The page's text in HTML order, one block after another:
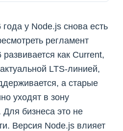
у Node.js снова есть
регламент
как Current,
LTS-линией,
а старые
уходят в зону
бизнеса это не
Версия Node.js влияет